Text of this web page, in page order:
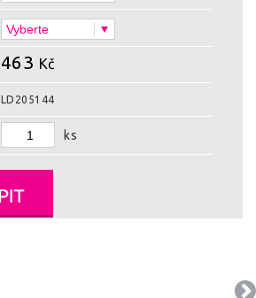
463 Kč
LD205144
ks